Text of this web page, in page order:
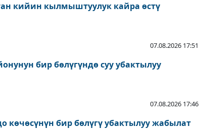
кийин кылмыштуулук кайра өстү
07.08.2026 17:51
бир бөлүгүндө суу убактылуу
07.08.2026 17:46
көчөсүнүн бир бөлүгү убактылуу жабылат